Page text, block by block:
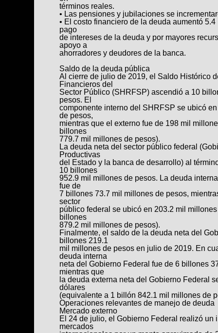
términos reales.
• Las pensiones y jubilaciones se
• El costo financiero de la deuda aumentó
pago
de intereses de la deuda y por mayores
apoyo a
ahorradores y deudores de la banca.
Saldo de la deuda pública
Al cierre de julio de 2019, el Saldo Histórico
Financieros del
Sector Público (SHRFSP) ascendió a 10
pesos. El
componente interno del SHRFSP se ubicó
de pesos,
mientras que el externo fue de 198 mil
billones
779.7 mil millones de pesos).
La deuda neta del sector público federal
Productivas
del Estado y la banca de desarrollo) al
10 billones
952.9 mil millones de pesos. La deuda
fue de
7 billones 73.7 mil millones de pesos,
sector
público federal se ubicó en 203.2 mil
billones
879.2 mil millones de pesos).
Finalmente, el saldo de la deuda neta del
billones 219.1
mil millones de pesos en julio de 2019. En
deuda interna
neta del Gobierno Federal fue de 6 billones
mientras que
la deuda externa neta del Gobierno Federal
dólares
(equivalente a 1 billón 842.1 mil millones de
Operaciones relevantes de manejo de deuda
Mercado externo
El 24 de julio, el Gobierno Federal realizó un
mercados